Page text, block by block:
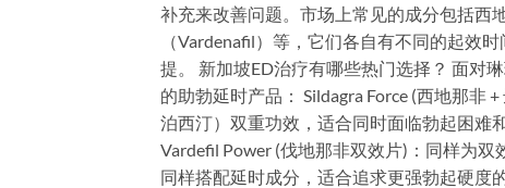
补充来改善问题。市场上常见的成分包括西
（Vardenafil）等，它们各自有不同的起效
提。 新加坡ED治疗有哪些热门选择？ 面对
的助勃延时产品： Sildagra Force (西地那非
泊西汀）双重功效，适合同时面临勃起困难
Vardefil Power (伐地那非双效片)：同样为
同样搭配延时成分，适合追求更强勃起硬度